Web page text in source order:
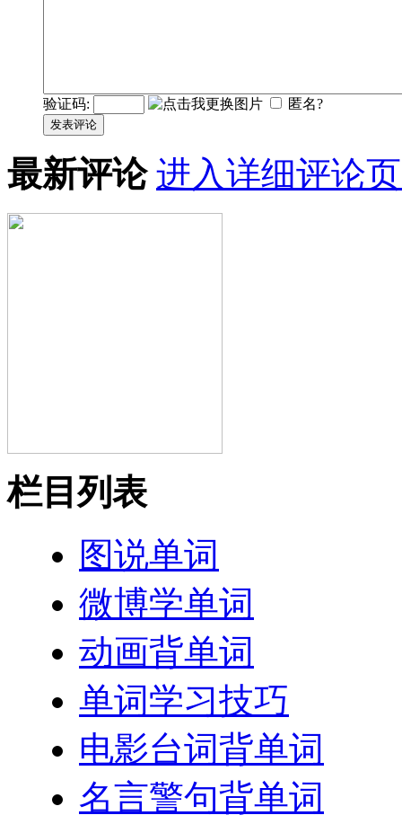
验证码: 匿名?
发表评论
最新评论 进入详细评论
栏目列表
图说单词
微博学单词
动画背单词
单词学习技巧
电影台词背单词
名言警句背单词